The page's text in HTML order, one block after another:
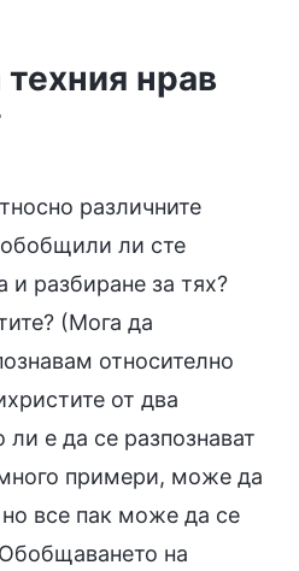
нрав
различните
обобщили ли сте
и разбиране за тях?
(Мога да
относително
от два
е да се разпознават
примери, може да
все пак може да се
на